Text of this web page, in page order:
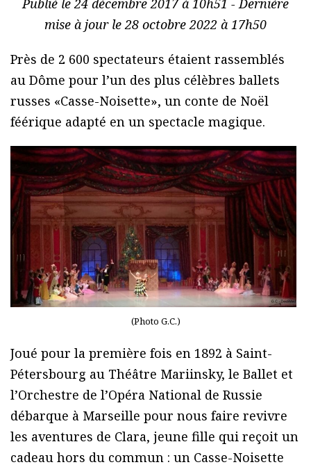
Publié le 24 décembre 2017 à 10h51 - Dernière
mise à jour le 28 octobre 2022 à 17h50
Près de 2 600 spectateurs étaient rassemblés
au Dôme pour l’un des plus célèbres ballets
russes «Casse-Noisette», un conte de Noël
féérique adapté en un spectacle magique.
(Photo G.C.)
Joué pour la première fois en 1892 à Saint-
Pétersbourg au Théâtre Mariinsky, le Ballet et
l’Orchestre de l’Opéra National de Russie
débarque à Marseille pour nous faire revivre
les aventures de Clara, jeune fille qui reçoit un
cadeau hors du commun : un Casse-Noisette